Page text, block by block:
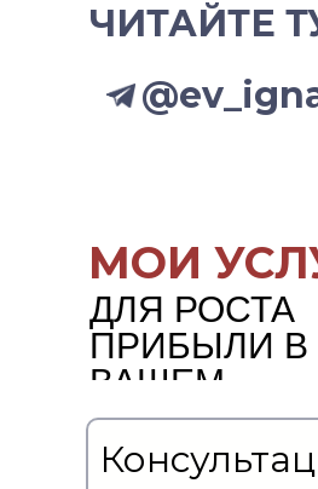
ЧИТАЙТЕ
ДЛЯ РОСТА
ПРИБЫЛИ В
ВАШЕМ
БИЗНЕСЕ
МОИ